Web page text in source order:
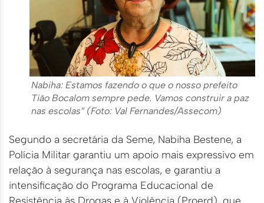
Nabiha: Estamos fazendo o que o nosso prefeito
Tião Bocalom sempre pede. Vamos construir a paz
nas escolas” (Foto: Val Fernandes/Assecom)
Segundo a secretária da Seme, Nabiha Bestene, a
Polícia Militar garantiu um apoio mais expressivo em
relação à segurança nas escolas, e garantiu a
intensificação do Programa Educacional de
Resistência às Drogas e à Violência (Proerd), que